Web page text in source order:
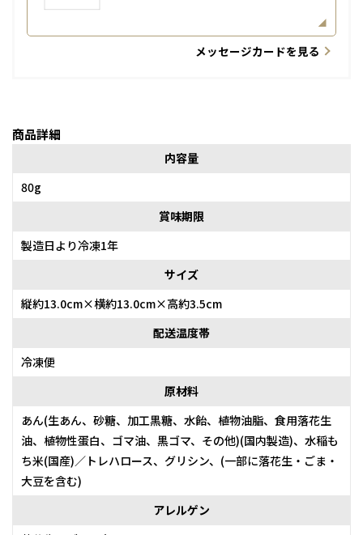
メッセージカードを見る
商品詳細
内容量
80g
賞味期限
製造日より冷凍1年
サイズ
縦約13.0cm×横約13.0cm×高約3.5cm
配送温度帯
冷凍便
原材料
あん(生あん、砂糖、加工黒糖、水飴、植物油脂、食用落花生
油、植物性蛋白、ゴマ油、黒ゴマ、その他)(国内製造)、水稲も
ち米(国産)／トレハロース、グリシン、(一部に落花生・ごま・
大豆を含む)
アレルゲン